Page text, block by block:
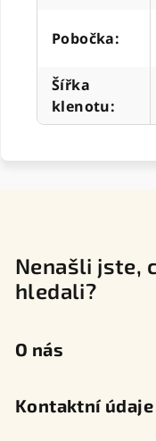
Pobočka:
Šířka
klenotu:
Nenašli jste,
hledali?
O nás
Kontaktní údaje